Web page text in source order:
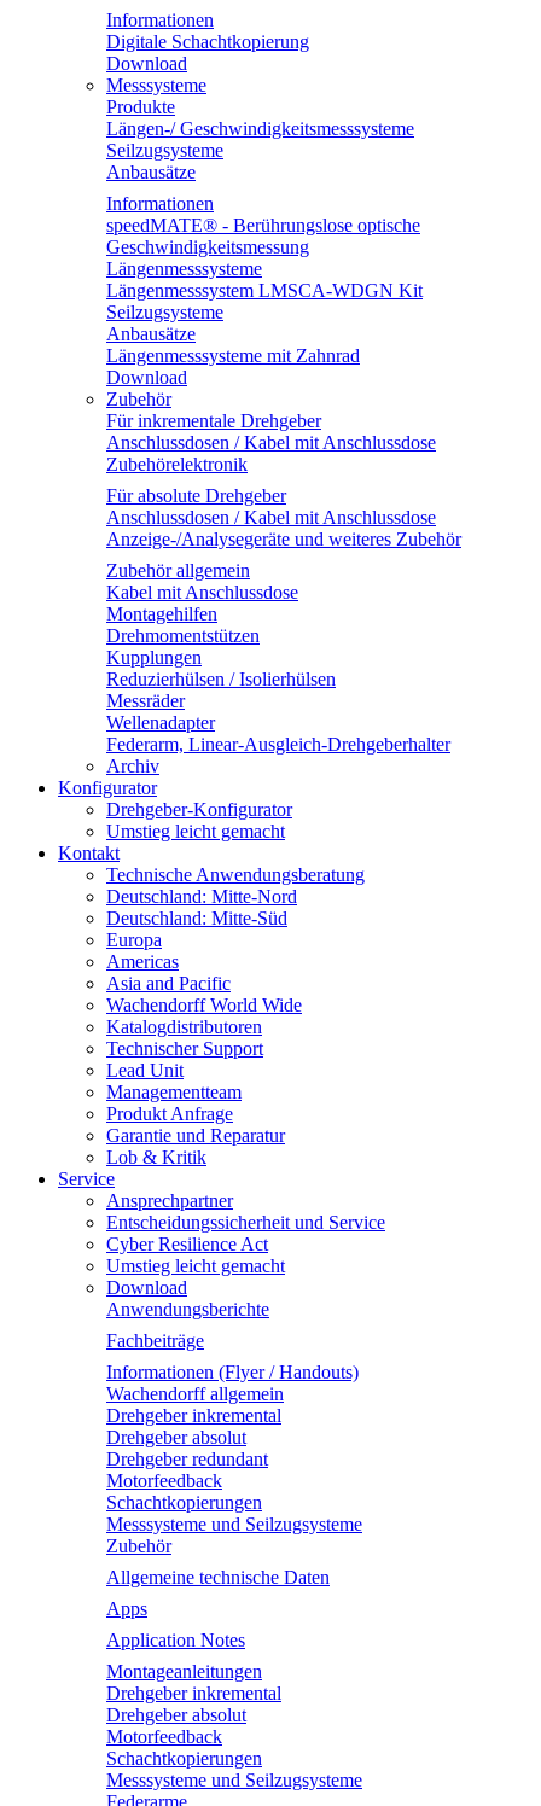
Informationen
Digitale Schachtkopierung
Download
Messsysteme
Produkte
Längen-/ Geschwindigkeitsmesssysteme
Seilzugsysteme
Anbausätze
Informationen
speedMATE® - Berührungslose optische
Geschwindigkeitsmessung
Längenmesssysteme
Längenmesssystem LMSCA-WDGN Kit
Seilzugsysteme
Anbausätze
Längenmesssysteme mit Zahnrad
Download
Zubehör
Für inkrementale Drehgeber
Anschlussdosen / Kabel mit Anschlussdose
Zubehörelektronik
Für absolute Drehgeber
Anschlussdosen / Kabel mit Anschlussdose
Anzeige-/Analysegeräte und weiteres Zubehör
Zubehör allgemein
Kabel mit Anschlussdose
Montagehilfen
Drehmomentstützen
Kupplungen
Reduzierhülsen / Isolierhülsen
Messräder
Wellenadapter
Federarm, Linear-Ausgleich-Drehgeberhalter
Archiv
Konfigurator
Drehgeber-Konfigurator
Umstieg leicht gemacht
Kontakt
Technische Anwendungsberatung
Deutschland: Mitte-Nord
Deutschland: Mitte-Süd
Europa
Americas
Asia and Pacific
Wachendorff World Wide
Katalogdistributoren
Technischer Support
Lead Unit
Managementteam
Produkt Anfrage
Garantie und Reparatur
Lob & Kritik
Service
Ansprechpartner
Entscheidungssicherheit und Service
Cyber Resilience Act
Umstieg leicht gemacht
Download
Anwendungsberichte
Fachbeiträge
Informationen (Flyer / Handouts)
Wachendorff allgemein
Drehgeber inkremental
Drehgeber absolut
Drehgeber redundant
Motorfeedback
Schachtkopierungen
Messsysteme und Seilzugsysteme
Zubehör
Allgemeine technische Daten
Apps
Application Notes
Montageanleitungen
Drehgeber inkremental
Drehgeber absolut
Motorfeedback
Schachtkopierungen
Messsysteme und Seilzugsysteme
Federarme